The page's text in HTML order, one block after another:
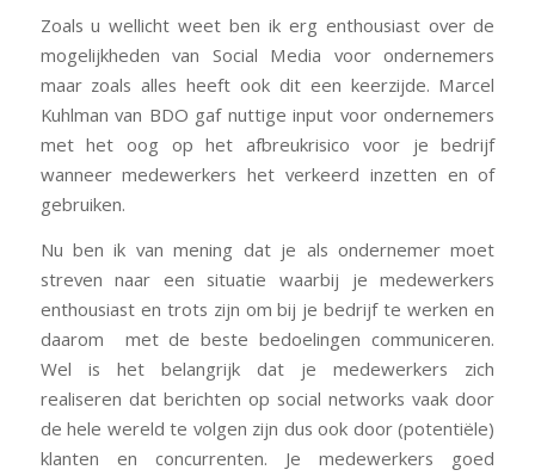
Zoals u wellicht weet ben ik erg enthousiast over de
mogelijkheden van Social Media voor ondernemers
maar zoals alles heeft ook dit een keerzijde. Marcel
Kuhlman van BDO gaf nuttige input voor ondernemers
met het oog op het afbreukrisico voor je bedrijf
wanneer medewerkers het verkeerd inzetten en of
gebruiken.
Nu ben ik van mening dat je als ondernemer moet
streven naar een situatie waarbij je medewerkers
enthousiast en trots zijn om bij je bedrijf te werken en
daarom met de beste bedoelingen communiceren.
Wel is het belangrijk dat je medewerkers zich
realiseren dat berichten op social networks vaak door
de hele wereld te volgen zijn dus ook door (potentiële)
klanten en concurrenten. Je medewerkers goed